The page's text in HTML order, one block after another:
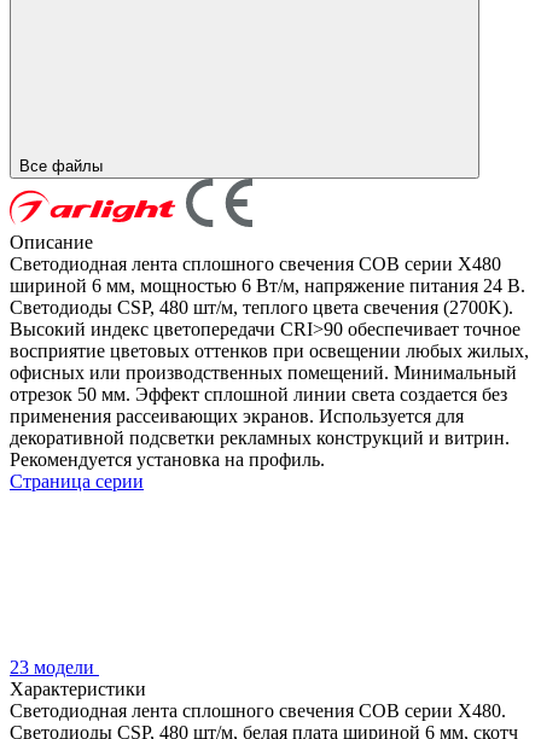
Все файлы
Описание
Светодиодная лента сплошного свечения COB серии X480
шириной 6 мм, мощностью 6 Вт/м, напряжение питания 24 В.
Светодиоды CSP, 480 шт/м, теплого цвета свечения (2700K).
Высокий индекс цветопередачи CRI>90 обеспечивает точное
восприятие цветовых оттенков при освещении любых жилых,
офисных или производственных помещений. Минимальный
отрезок 50 мм. Эффект сплошной линии света создается без
применения рассеивающих экранов. Используется для
декоративной подсветки рекламных конструкций и витрин.
Рекомендуется установка на профиль.
Страница серии
23 модели
Характеристики
Светодиодная лента сплошного свечения COB серии X480.
Светодиоды CSP, 480 шт/м, белая плата шириной 6 мм, скотч